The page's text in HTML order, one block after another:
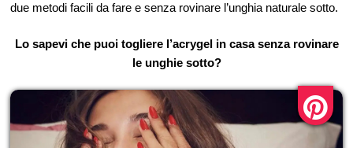
due metodi facili da fare e senza rovinare l’unghia naturale sotto.
Lo sapevi che puoi togliere l’acrygel in casa senza rovinare
le unghie sotto?